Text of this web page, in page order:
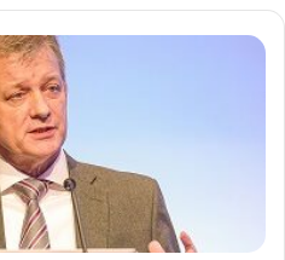
باناسونيك
تكنولوجية